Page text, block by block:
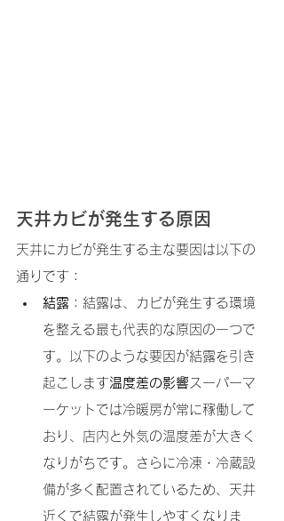
天井カビが発生する原因
天井にカビが発生する主な要因は以下の
通りです：
結露 ：結露は、カビが発生する環境
を整える最も代表的な原因の一つで
す。以下のような要因が結露を引き
起こします温度差の影響 スーパーマ
ーケットでは冷暖房が常に稼働して
おり、店内と外気の温度差が大きく
なりがちです。さらに冷凍・冷蔵設
備が多く配置されているため、天井
近くで結露が発生しやすくなりま